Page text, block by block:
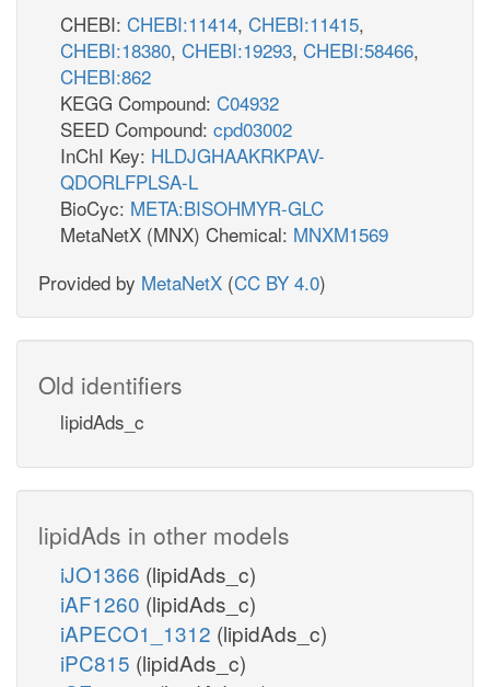
CHEBI: CHEBI:11414, CHEBI:11415,
CHEBI:18380, CHEBI:19293, CHEBI:58466,
CHEBI:862
KEGG Compound: C04932
SEED Compound: cpd03002
InChI Key: HLDJGHAAKRKPAV-
QDORLFPLSA-L
BioCyc: META:BISOHMYR-GLC
MetaNetX (MNX) Chemical: MNXM1569
Provided by MetaNetX (CC BY 4.0)
Old identifiers
lipidAds_c
lipidAds in other models
iJO1366 (lipidAds_c)
iAF1260 (lipidAds_c)
iAPECO1_1312 (lipidAds_c)
iPC815 (lipidAds_c)